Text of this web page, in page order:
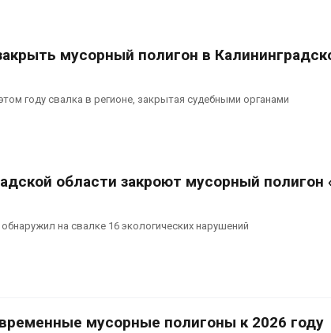
мусорный полигон в
году свалка в регионе, закрытая судебными органами
области закроют мусорный полигон
на свалке 16 экологических нарушений
мусорные полигоны к 2026 году
последствия разлива
Авг 7, 2026